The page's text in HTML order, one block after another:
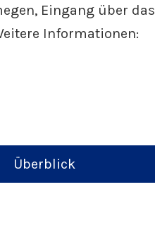
Eingang über das
Informationen:
Überblick